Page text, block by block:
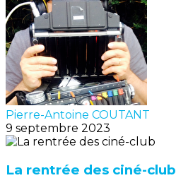
Pierre-Antoine COUTANT
9 septembre 2023
La rentrée des ciné-club